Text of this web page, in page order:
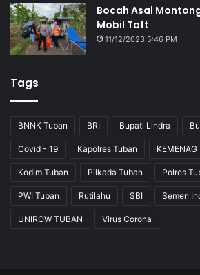
Bocah Asal
Mobil Taft
11/12/2023 5:46 PM
Tags
BNNK Tuban BRI Bupati Lindra
Covid - 19 Kapolres Tuban KEMENAG
Kodim Tuban Pilkada Tuban Polres
PWI Tuban Rutilahu SBI Semen
UNIROW TUBAN Virus Corona